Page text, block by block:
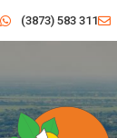
(3873) 583 311